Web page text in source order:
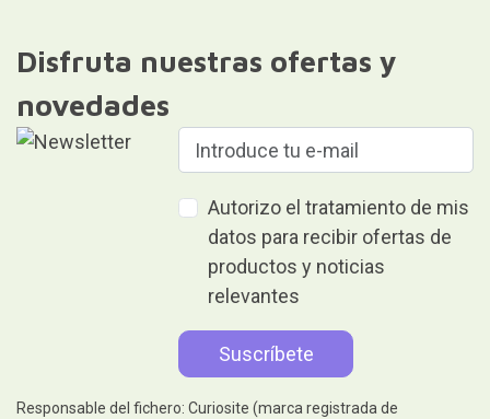
Disfruta nuestras ofertas y
novedades
Autorizo el tratamiento de mis
datos para recibir ofertas de
productos y noticias
relevantes
Responsable del fichero: Curiosite (marca registrada de